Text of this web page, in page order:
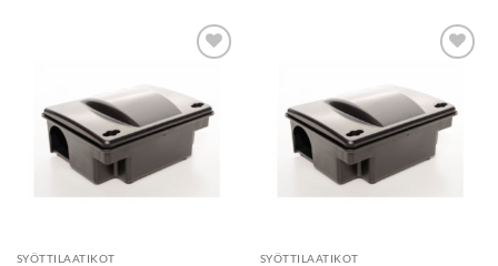
toivelistalle
SYÖTTILAATIKOT
toivelistalle
SYÖTTILAATIKOT